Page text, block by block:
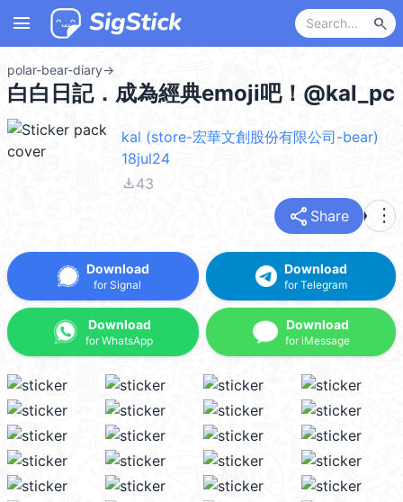
menu search
polar-bear-diary→
白白日記．成為經典emoji吧！@kal_pc
kal (store-宏華文創股份有限公司-bear)
18jul24
file_download43
share Share more_vert
Download
for Signal
Download
for WhatsApp
Download
for Telegram
Download
for iMessage